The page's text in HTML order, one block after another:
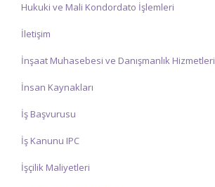
Hukuki ve Mali Kondordato İşlemleri
İletişim
İnşaat Muhasebesi ve Danışmanlık Hizmetleri
İnsan Kaynakları
İş Başvurusu
İş Kanunu IPC
İşçilik Maliyetleri